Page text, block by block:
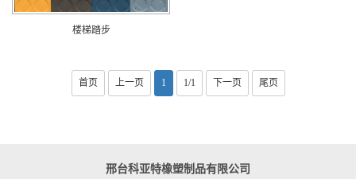
楼梯踏步
首页 上一页 1 1/1 下一页 尾页
邢台科亚特橡塑制品有限公司